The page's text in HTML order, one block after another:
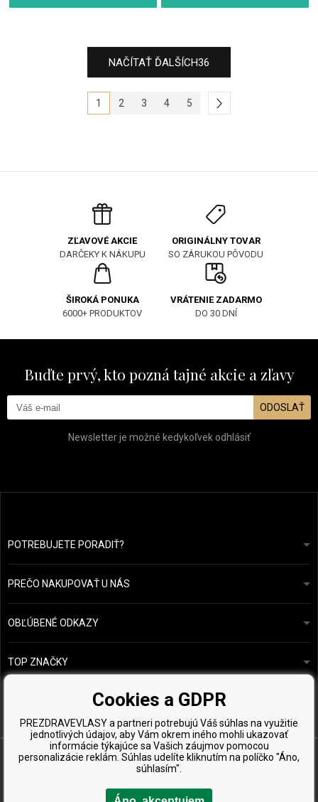
NAČÍTAŤ ĎALŠÍCH36
1 2 3 4 5
ZĽAVOVÉ AKCIE
DARČEKY K NÁKUPU
ORIGINÁLNY TOVAR
SO ZÁRUKOU PÔVODU
ŠIROKÁ PONUKA
6000+ PRODUKTOV
VRÁTENIE ZADARMO
DO 30 DNÍ
Buďte prvý, kto pozná tajné akcie a zľavy
ODOSLAŤ
Newsletter je možné kedykoľvek odhlásiť
POTREBUJETE PORADIŤ?info@prozdravevlasy.cz
Odpovieme do 24 hodín.
PREČO NAKUPOVAŤ U NÁS
Obchodní podmínky
Ochrana osobních údajů
Přehled plateb a dopravy
OBĽÚBENÉ ODKAZY
Náš příběh
Vzorky zdarma
TOP ZNAČKY
Kérastase
Wella Professionals
Zenz Organic
Cookies a GDPR
PREZDRAVEVLASY a partneri potrebujú Váš súhlas na využitie
jednotlivých údajov, aby Vám okrem iného mohli ukazovať
informácie týkajúce sa Vašich záujmov pomocou
personalizácie reklám. Súhlas udelíte kliknutím na políčko "Áno,
súhlasím".